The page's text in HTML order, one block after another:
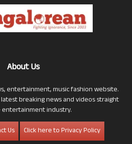
About Us
entertainment, music fashion website.
breaking news and videos straight
industry.
Us
Click here to Privacy Policy